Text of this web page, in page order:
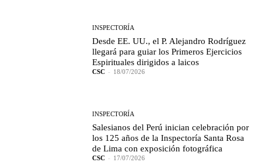
INSPECTORÍA
Desde EE. UU., el P. Alejandro Rodríguez
llegará para guiar los Primeros Ejercicios
Espirituales dirigidos a laicos
CSC - 18/07/2026
INSPECTORÍA
Salesianos del Perú inician celebración por
los 125 años de la Inspectoría Santa Rosa
de Lima con exposición fotográfica
CSC - 17/07/2026